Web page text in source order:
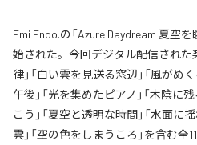
Emi Endo.の「Azure Daydream 夏空
始された。今回デジタル配信された
律」「白い雲を見送る窓辺」「風がめ
午後」「光を集めたピアノ」「木陰に
こう」「夏空と透明な時間」「水面に
雲」「空の色をしまうころ」を含む全